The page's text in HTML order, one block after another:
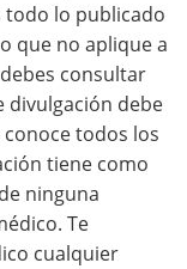
todo lo publicado
que no aplique a
consultar
divulgación debe
todos los
tiene como
ninguna
Te
cualquier